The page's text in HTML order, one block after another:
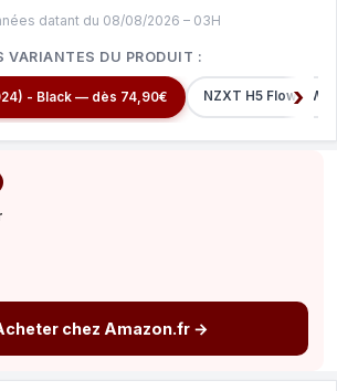
datant du 08/08/2026 – 03H
VARIANTES DU PRODUIT :
- Black — dès 74,90€ NZXT H5 Flow -
chez Amazon.fr →